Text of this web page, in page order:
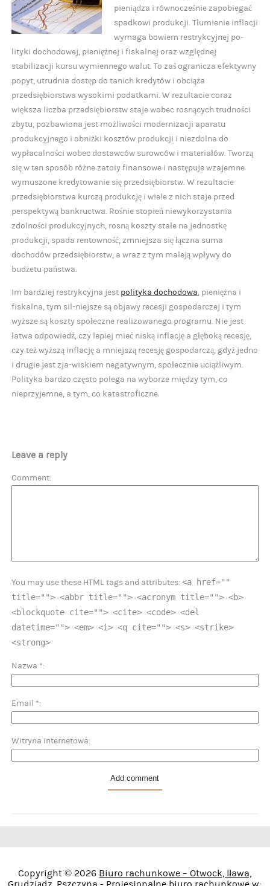
pieniądza i równocześnie zapobiegać
spadkowi produkcji. Tłumienie inflacji
wymaga bowiem restrykcyjnej po-
lityki dochodowej, pieniężnej i fiskalnej oraz względnej
stabilizacji kursu wymiennego walut. To zaś ogranicza efektywny
popyt, utrudnia dostęp do tanich kredytów i obciąża
przedsiębiorstwa wysokimi podatkami. W rezultacie coraz
większa liczba przedsiębiorstw staje wobec rosnących trudności
zbytu, pozbawiona jest możliwości modernizacji aparatu
produkcyjnego i obniżki kosztów produkcji i niezdolna do
wypłacalności wobec dostawców surowców i materiałów. Tworzą
się w ten sposób różne zatoiy finansowe i następuje wzajemne
wymuszone kredytowanie się przedsiębiorstw. W rezultacie
przedsiębiorstwa kurczą produkcję i wiele z nich staje przed
perspektywą bankructwa. Rośnie stopień niewykorzystania
zdolności produkcyjnych, rosną koszty stałe na jednostkę
produkcji, spada rentowność, zmniejsza się łączna suma
dochodów przedsiębiorstw, a wraz z tym maleją wpływy do
budżetu państwa.
Im bardziej restrykcyjna jest polityka dochodowa, pieniężna i
fiskalna, tym sil-niejsze są objawy recesji gospodarczej i tym
wyższe są koszty społeczne realizowanego programu. Nie jest
łatwa odpowiedź, czy lepiej mieć niską inflację a głęboką recesję,
czy też wyższą inflację a mniejszą recesję gospodarczą, gdyż jedno
i drugie jest zja-wiskiem negatywnym, społecznie uciążliwym.
Polityka bardzo często polega na wyborze między tym, co
nieprzyjemne, a tym, co katastroficzne.
Leave a reply
Comment
You may use these HTML tags and attributes:<a href=""
title=""> <abbr title=""> <acronym title=""> <b>
<blockquote cite=""> <cite> <code> <del
datetime=""> <em> <i> <q cite=""> <s> <strike>
<strong>
Nazwa *
Email *
Witryna internetowa
Copyright © 2026 Biuro rachunkowe – Otwock, Iława,